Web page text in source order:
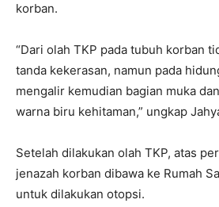
korban.
“Dari olah TKP pada tubuh korban
tanda kekerasan, namun pada
mengalir kemudian bagian muka
warna biru kehitaman,” ungkap
Setelah dilakukan olah TKP, atas
jenazah korban dibawa ke Rumah
untuk dilakukan otopsi.